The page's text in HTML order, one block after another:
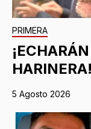
PRIMERA
HARINERA!
5 Agosto 2026